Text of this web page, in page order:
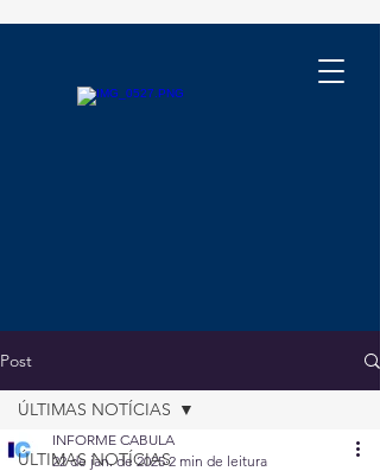
Post
ÚLTIMAS NOTÍCIAS
ÚLTIMAS NOTÍCIAS
INFORME CABULA
22 de jan. de 2025 2 min de leitura